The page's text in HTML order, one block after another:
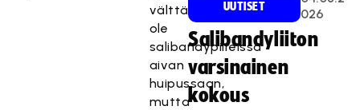
välttämättä
ole
salibandypiireissä
aivan
huipussaan,
mutta
UUTISET
026
Salibandyliiton
varsinainen
kokous